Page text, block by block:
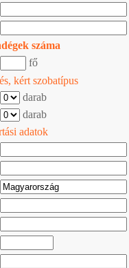
száma
fő
kért szobatípus
darab
darab
adatok